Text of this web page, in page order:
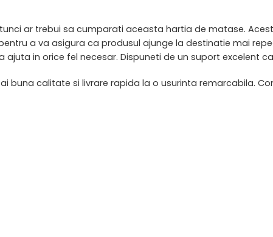
ar trebui sa cumparati aceasta hartia de matase.
a va asigura ca produsul ajunge la destinatie mai
in orice fel necesar. Dispuneti de un suport excelent
calitate si livrare rapida la o usurinta remarcabila.